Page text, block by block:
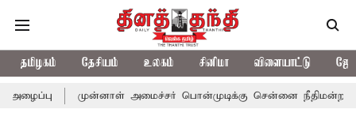
தமிழகம் தேசியம் உலகம் சினிமா விளையாட்டு
முன்னாள் அமைச்சர் பொன்முடிக்கு சென்னை நீதிமன்றம் பிடிவாராண்ட்